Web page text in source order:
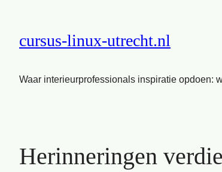
cursus-linux-utrecht.nl
Waar interieurprofessionals inspiratie opdoen:
Herinneringen